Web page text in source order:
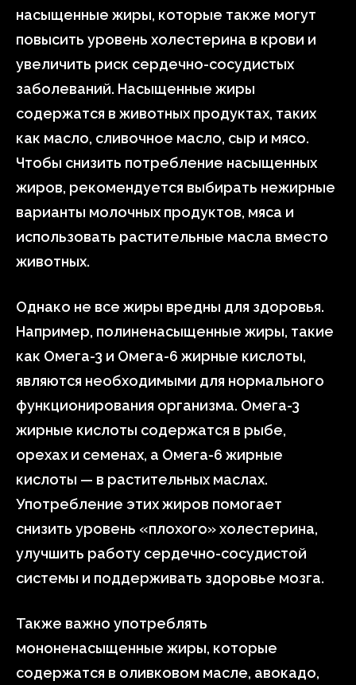
насыщенные жиры, которые также могут
повысить уровень холестерина в крови и
увеличить риск сердечно-сосудистых
заболеваний. Насыщенные жиры
содержатся в животных продуктах, таких
как масло, сливочное масло, сыр и мясо.
Чтобы снизить потребление насыщенных
жиров, рекомендуется выбирать нежирные
варианты молочных продуктов, мяса и
использовать растительные масла вместо
животных.
Однако не все жиры вредны для здоровья.
Например, полиненасыщенные жиры, такие
как Омега-3 и Омега-6 жирные кислоты,
являются необходимыми для нормального
функционирования организма. Омега-3
жирные кислоты содержатся в рыбе,
орехах и семенах, а Омега-6 жирные
кислоты — в растительных маслах.
Употребление этих жиров помогает
снизить уровень «плохого» холестерина,
улучшить работу сердечно-сосудистой
системы и поддерживать здоровье мозга.
Также важно употреблять
мононенасыщенные жиры, которые
содержатся в оливковом масле, авокадо,